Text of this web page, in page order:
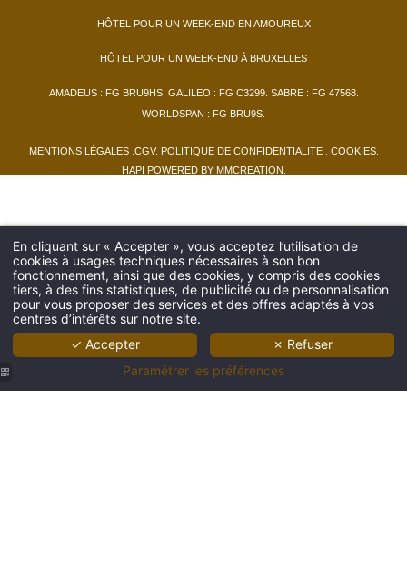
HÔTEL POUR UN WEEK-END EN AMOUREUX
HÔTEL POUR UN WEEK-END À BRUXELLES
AMADEUS : FG BRU9HS. GALILEO : FG C3299. SABRE : FG 47568.
WORLDSPAN : FG BRU9S.
MENTIONS LÉGALES CGV. POLITIQUE DE CONFIDENTIALITE . COOKIES.
HAPI POWERED BY MMCREATION
En cliquant sur « Accepter », vous acceptez l’utilisation de
cookies à usages techniques nécessaires à son bon
fonctionnement, ainsi que des cookies, y compris des cookies
tiers, à des fins statistiques, de publicité ou de personnalisation
pour vous proposer des services et des offres adaptés à vos
centres d’intérêts sur notre site.
✓ Accepter
✗ Refuser
Paramétrer les préférences